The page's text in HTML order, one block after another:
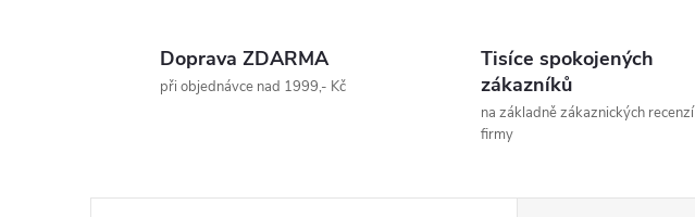
Doprava ZDARMA
při objednávce nad 1999,- Kč
Tisíce spokojených
zákazníků
na základně zákaznických recenzí
firmy